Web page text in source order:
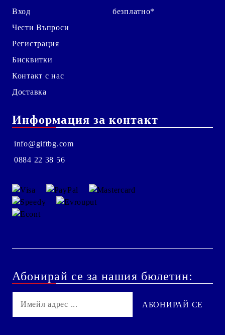
Вход
Чести Въпроси
Регистрация
Бисквитки
Контакт с нас
Доставка
безплатно*
Информация за контакт
info@giftbg.com
0884 22 38 56
Абонирай се за нашия бюлетин: